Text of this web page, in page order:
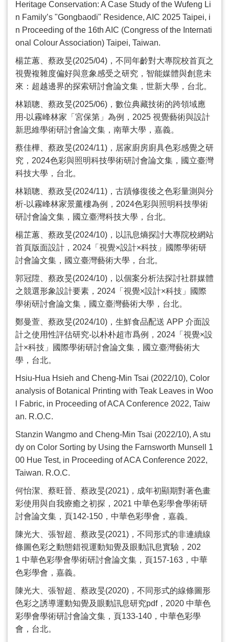
Heritage Conservation: A Case Study of the Wufeng Li
n Family’s "Gongbaodi" Residence, AIC 2025 Taipei, i
n Proceeding of the 16th AIC (Congress of the Internati
onal Colour Association) Taipei, Taiwan.
楊芷蕙、蔡政旻(2025/04) ，不同年齡對大專院校首頁之
視覺複雜度偏好與意象感受之研究，智能媒體與創意未
來：超越邊界的探索研討會論文集，世新大學，台北。
林穎聰、蔡政旻(2025/06) ，數位典藏技術的跨領域應
用-以霧峰林家「宮保第」為例， 2025 視覺藝術與設計
新思維學術研討會論文集，南華大學，嘉義。
蔡佳樺、蔡政旻(2024/11) ，居家廚房廚具色彩感覺之研
究， 2024色彩與照明科技學術研討會論文集，國立臺灣
科技大學，台北。
林穎聰、蔡政旻(2024/11) ，古蹟修復後之色彩量測與分
析-以霧峰林家景薰樓為例， 2024色彩與照明科技學術
研討會論文集，國立臺灣科技大學，台北。
楊芷蕙、蔡政旻(2024/10) ，以訊息熵探討大專院校網站
首頁版面設計， 2024 「視覺×設計×科技」國際學術研
討會論文集，國立臺灣藝術大學，台北。
郭冠陞、蔡政旻(2024/10) ，以個案分析法探討社群媒體
之競選形象設計要素， 2024 「視覺×設計×科技」國際
學術研討會論文集，國立臺灣藝術大學，台北。
鄭曼萱、蔡政旻(2024/10) ，生鮮食品配送 APP 介面設
計之使用性評估研究-以朴朴超市爲例， 2024 「視覺×設
計×科技」國際學術研討會論文集，國立臺灣藝術大
學，台北。
Hsiu-Hua Hsieh and Cheng-Min Tsai (2022/10), Color
analysis of Botanical Printing with Teak Leaves in Woo
l Fabric, in Proceeding of ACA Conference 2022, Taiw
an. R.O.C.
Stanzin Wangmo and Cheng-Min Tsai (2022/10), A stu
dy on Color Sorting by Using the Farnsworth Munsell 1
00 Hue Test, in Proceeding of ACA Conference 2022,
Taiwan. R.O.C.
何怡潔、蔡旺晉、蔡政旻(2021) ，成年初顯期對著色畫
彩使用與自我療癒之初探， 2021 中華色彩學會學術研
討會論文集，頁142-150 ，中華色彩學會，嘉義。
陳光大、張智超、蔡政旻(2021) ，不同形式的非連續線
條圖色彩之動態錯視運動知覺及眼動訊息實驗， 202
1 中華色彩學會學術研討會論文集，頁157-163 ，中華
色彩學會，嘉義。
陳光大、張智超、蔡政旻(2020) ，不同形式的線條圖形
色彩之誘導運動知覺及眼動訊息研究pdf， 2020 中華色
彩學會學術研討會論文集，頁133-140 ，中華色彩學
會，台北。